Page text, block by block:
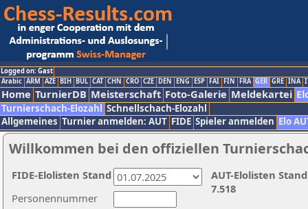
Logged on: Gast
Arabic ARM AZE BIH BUL CAT CHN CRO CZE DEN ENG ESP FAI FIN FRA GER GRE INA
Home TurnierDB Meisterschaft Foto-Galerie Meldekartei
Turnierschach-Elozahl Schnellschach-Elozahl
Allgemeines Turnier anmelden: AUT FIDE Spieler anmelden Elo
Willkommen bei den offiziellen
Personennummer
AUT-Elolisten
7.518
FIDE-Elolisten Stand